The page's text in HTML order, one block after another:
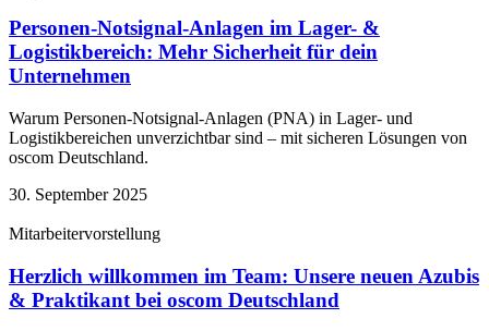
Personen-Notsignal-Anlagen im Lager- &
Logistikbereich: Mehr Sicherheit für dein
Unternehmen
Warum Personen-Notsignal-Anlagen (PNA) in Lager- und
Logistikbereichen unverzichtbar sind – mit sicheren Lösungen von
oscom Deutschland.
30. September 2025
Mitarbeitervorstellung
Herzlich willkommen im Team: Unsere neuen Azubis
& Praktikant bei oscom Deutschland